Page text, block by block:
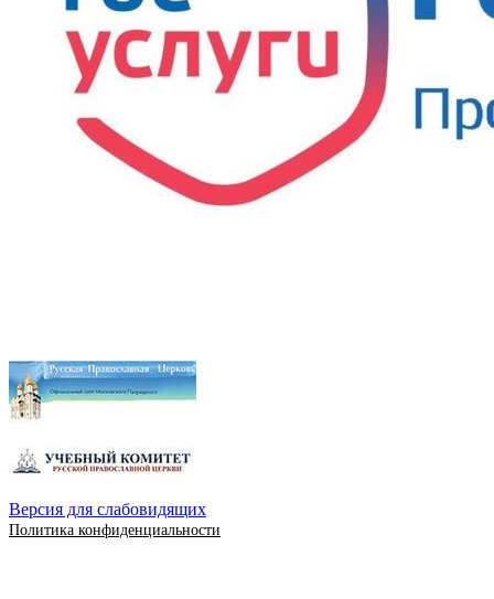
Версия для слабовидящих
Политика конфиденциальности